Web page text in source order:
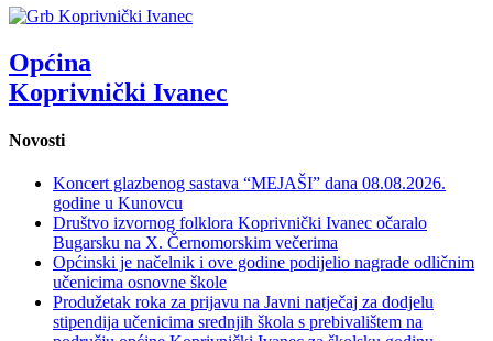
Općina
Koprivnički Ivanec
Novosti
Koncert glazbenog sastava “MEJAŠI” dana 08.08.2026.
godine u Kunovcu
Društvo izvornog folklora Koprivnički Ivanec očaralo
Bugarsku na X. Černomorskim večerima
Općinski je načelnik i ove godine podijelio nagrade odličnim
učenicima osnovne škole
Produžetak roka za prijavu na Javni natječaj za dodjelu
stipendija učenicima srednjih škola s prebivalištem na